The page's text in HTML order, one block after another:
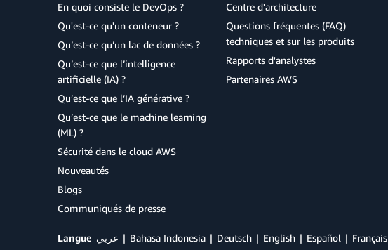
En quoi consiste le DevOps ?
Qu'est-ce qu'un conteneur ?
Qu’est-ce qu’un lac de données ?
Qu’est-ce que l’intelligence
artificielle (IA) ?
Qu’est-ce que l’IA générative ?
Qu’est-ce que le machine learning
(ML) ?
Sécurité dans le cloud AWS
Nouveautés
Blogs
Communiqués de presse
Centre d'architecture
Questions fréquentes (FAQ)
techniques et sur les produits
Rapports d'analystes
Partenaires AWS
Langue عربي Bahasa Indonesia Deutsch English Español Français